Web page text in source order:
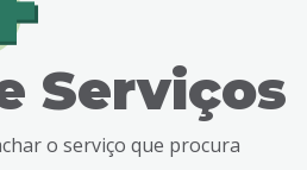
Serviços
o serviço que procura